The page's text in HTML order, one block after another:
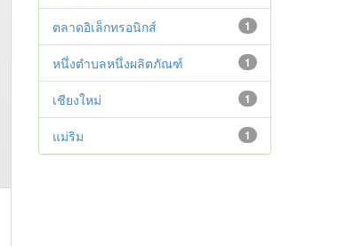
1
ตลาดอิเล็กทรอนิกส์
1
หนึ่งตำบลหนึ่งผลิตภัณฑ์
1
เชียงใหม่
1
แม่ริม